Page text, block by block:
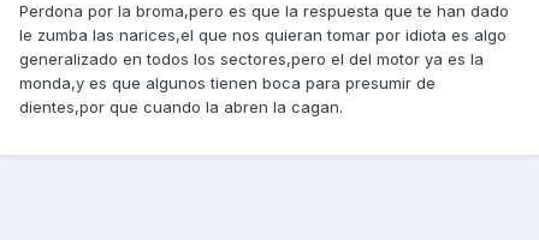
Perdona por la broma,pero es que la respuesta que te han dado
le zumba las narices,el que nos quieran tomar por idiota es algo
generalizado en todos los sectores,pero el del motor ya es la
monda,y es que algunos tienen boca para presumir de
dientes,por que cuando la abren la cagan.